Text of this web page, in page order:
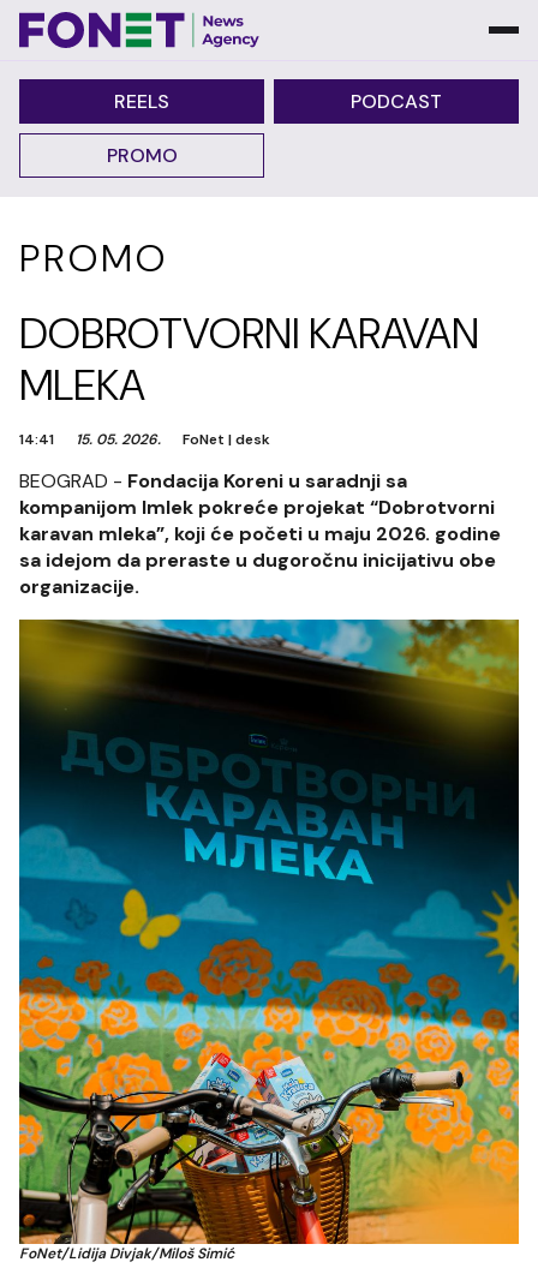
REELS PODCAST
PROMO
PROMO
DOBROTVORNI KARAVAN
MLEKA
14:41 15. 05. 2026. FoNet |desk
BEOGRAD - Fondacija Koreni u saradnji sa
kompanijom Imlek pokreće projekat “Dobrotvorni
karavan mleka”, koji će početi u maju 2026. godine
sa idejom da preraste u dugoročnu inicijativu obe
organizacije.
FoNet/Lidija Divjak/Miloš Simić